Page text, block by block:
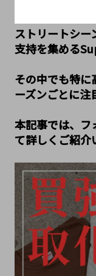
ストリートシー
支持を集める
その中でも特に
ーズンごとに注
本記事では、フ
て詳しくご紹